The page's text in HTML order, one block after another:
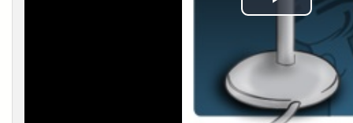
Play
Video